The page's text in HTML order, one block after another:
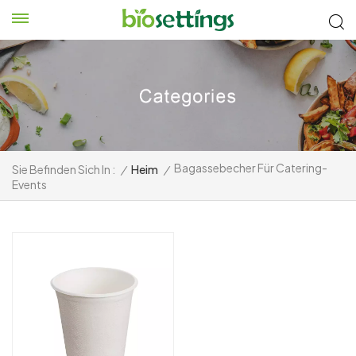
Sie Befinden Sich In : / Heim / Bagassebecher Für Catering-
Events